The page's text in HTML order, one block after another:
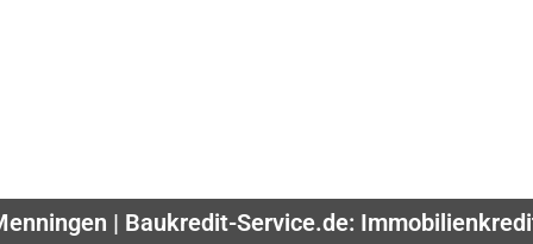
| Baukredit-Service.de: